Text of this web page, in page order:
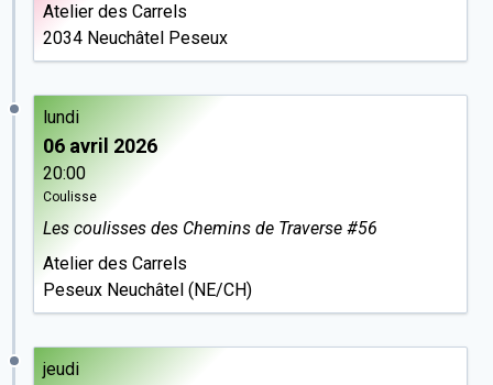
Atelier des Carrels
2034 Neuchâtel Peseux
lundi
06 avril 2026
20:00
Coulisse
Les coulisses des Chemins de Traverse #56
Atelier des Carrels
Peseux Neuchâtel (NE/CH)
jeudi